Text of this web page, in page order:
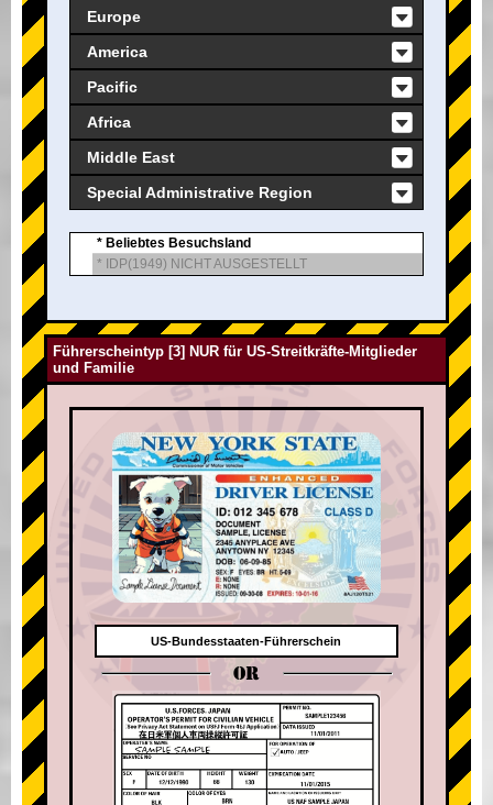
Europe
America
Pacific
Africa
Middle East
Special Administrative Region
* Beliebtes Besuchsland
* IDP(1949) NICHT AUSGESTELLT
Führerscheintyp [3] NUR für US-Streitkräfte-Mitglieder
und Familie
US-Bundesstaaten-Führerschein
OR